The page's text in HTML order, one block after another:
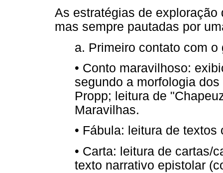
As estratégias de
mas sempre pautadas por
a. Primeiro contato com o
• Conto maravilhoso:
segundo a morfologia
Propp; leitura de
Maravilhas.
• Fábula: leitura de textos
• Carta: leitura de cartas/
texto narrativo epistolar